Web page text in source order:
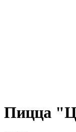
Пицца